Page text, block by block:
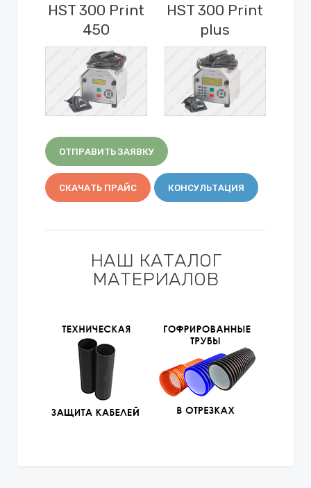
HST 300 Print
450
HST 300 Print
plus
ОТПРАВИТЬ ЗАЯВКУ
СКАЧАТЬ ПРАЙС КОНСУЛЬТАЦИЯ
НАШ КАТАЛОГ
МАТЕРИАЛОВ